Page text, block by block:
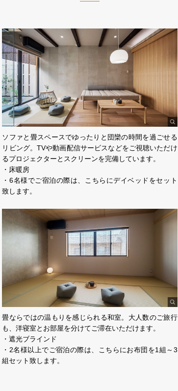
ソファと畳スペースでゆったりと団欒の時間を過ごせる
リビング。TVや動画配信サービスなどをご視聴いただけ
るプロジェクターとスクリーンを完備しています。
・床暖房
・6名様でご宿泊の際は、こちらにデイベッドをセット
致します。
畳ならではの温もりを感じられる和室。大人数のご旅行
も、洋寝室とお部屋を分けてご滞在いただけます。
・遮光ブラインド
・2名様以上でご宿泊の際は、こちらにお布団を1組～3
組セット致します。